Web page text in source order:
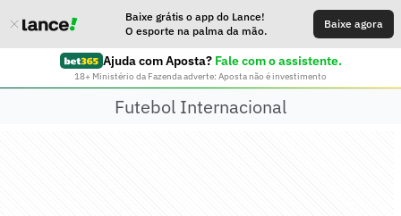
Baixe grátis o app do Lance!
O esporte na palma da mão.
Baixe agora
Ajuda com Aposta? Fale com o assistente.
18+ Ministério da Fazenda adverte: Aposta não é investimento
Futebol Internacional